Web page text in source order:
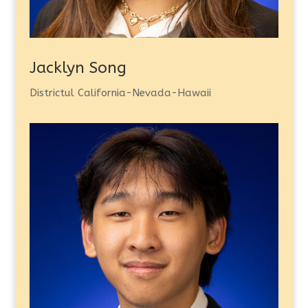
Jacklyn Song
Districtul California-Nevada-Hawaii